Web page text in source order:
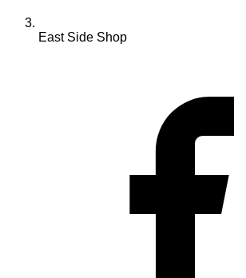
East Side Shop